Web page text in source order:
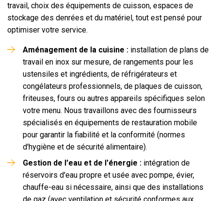
travail, choix des équipements de cuisson, espaces de
stockage des denrées et du matériel, tout est pensé pour
optimiser votre service.
Aménagement de la cuisine : installation de plans de
travail en inox sur mesure, de rangements pour les
ustensiles et ingrédients, de réfrigérateurs et
congélateurs professionnels, de plaques de cuisson,
friteuses, fours ou autres appareils spécifiques selon
votre menu. Nous travaillons avec des fournisseurs
spécialisés en équipements de restauration mobile
pour garantir la fiabilité et la conformité (normes
d'hygiène et de sécurité alimentaire).
Gestion de l'eau et de l'énergie : intégration de
réservoirs d'eau propre et usée avec pompe, évier,
chauffe-eau si nécessaire, ainsi que des installations
de gaz (avec ventilation et sécurité conformes aux